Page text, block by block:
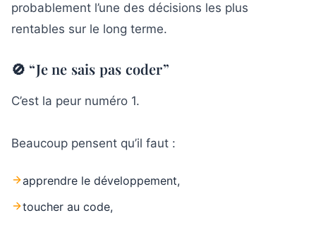
8
Combien coûte réellement un site web
d’auteur aujourd’hui ?
9 Et maintenant ?
probablement l’une des décisions les plus
rentables sur le long terme.
🚫 “Je ne sais pas coder”
C’est la peur numéro 1.
Beaucoup pensent qu’il faut :
apprendre le développement,
toucher au code,